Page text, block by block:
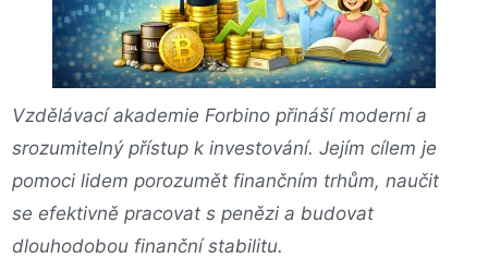
Vzdělávací akademie Forbino přináší moderní a
srozumitelný přístup k investování. Jejím cílem je
pomoci lidem porozumět finančním trhům, naučit
se efektivně pracovat s penězi a budovat
dlouhodobou finanční stabilitu.